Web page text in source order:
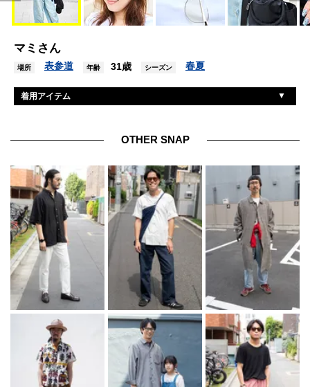
マミさん
場所 表参道 年齢 31歳 シーズン 春夏
着用アイテム
キャミソール ハンアンスン
デニム 不明
ベルト 不明
バッグ コロニートゥーワンスリーナイン
シューズ チュクラ
OTHER SNAP